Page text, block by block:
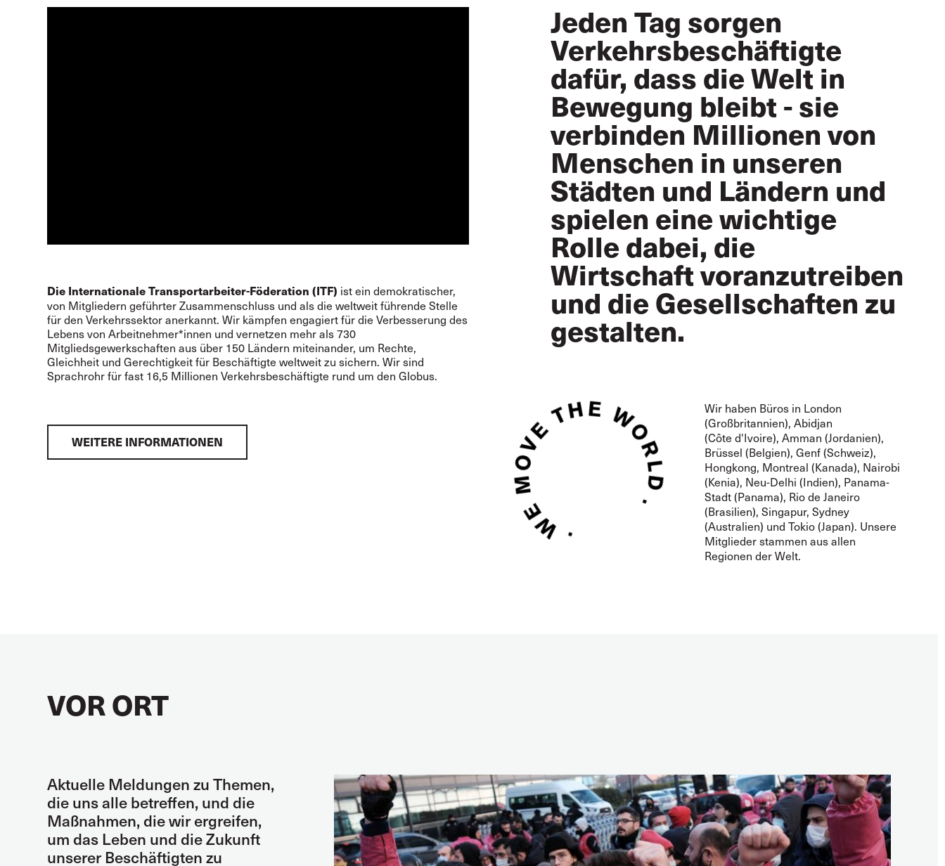
Die Internationale Transportarbeiter-Föderation (ITF) ist ein demokratischer,
von Mitgliedern geführter Zusammenschluss und als die weltweit führende Stelle
für den Verkehrssektor anerkannt. Wir kämpfen engagiert für die Verbesserung des
Lebens von Arbeitnehmer*innen und vernetzen mehr als 730
Mitgliedsgewerkschaften aus über 150 Ländern miteinander, um Rechte,
Gleichheit und Gerechtigkeit für Beschäftigte weltweit zu sichern. Wir sind
Sprachrohr für fast 16,5 Millionen Verkehrsbeschäftigte rund um den Globus.
WEITERE INFORMATIONEN
Jeden Tag sorgen
Verkehrsbeschäftigte
dafür, dass die Welt in
Bewegung bleibt - sie
verbinden Millionen von
Menschen in unseren
Städten und Ländern und
spielen eine wichtige
Rolle dabei, die
Wirtschaft voranzutreiben
und die Gesellschaften zu
gestalten.
Wir haben Büros in London
(Großbritannien), Abidjan
(Côte d'Ivoire), Amman (Jordanien),
Brüssel (Belgien), Genf (Schweiz),
Hongkong, Montreal (Kanada), Nairobi
(Kenia), Neu-Delhi (Indien), Panama-
Stadt (Panama), Rio de Janeiro
(Brasilien), Singapur, Sydney
(Australien) und Tokio (Japan). Unsere
Mitglieder stammen aus allen
Regionen der Welt.
VOR ORT
Aktuelle Meldungen zu Themen,
die uns alle betreffen, und die
Maßnahmen, die wir ergreifen,
um das Leben und die Zukunft
unserer Beschäftigten zu